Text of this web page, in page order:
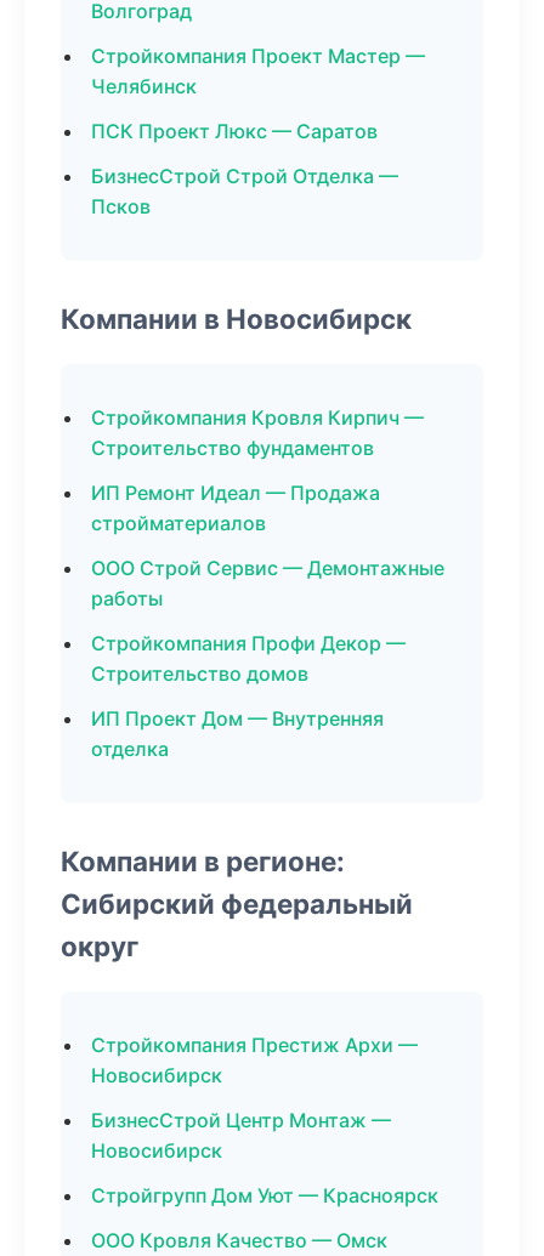
Волгоград
Стройкомпания Проект Мастер —
Челябинск
ПСК Проект Люкс — Саратов
БизнесСтрой Строй Отделка —
Псков
Компании в Новосибирск
Стройкомпания Кровля Кирпич —
Строительство фундаментов
ИП Ремонт Идеал — Продажа
стройматериалов
ООО Строй Сервис — Демонтажные
работы
Стройкомпания Профи Декор —
Строительство домов
ИП Проект Дом — Внутренняя
отделка
Компании в регионе:
Сибирский федеральный
округ
Стройкомпания Престиж Архи —
Новосибирск
БизнесСтрой Центр Монтаж —
Новосибирск
Стройгрупп Дом Уют — Красноярск
ООО Кровля Качество — Омск